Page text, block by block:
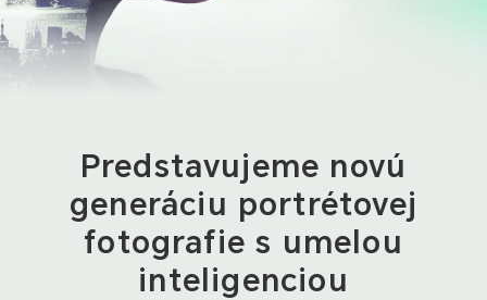
Predstavujeme novú
generáciu portrétovej
fotografie s umelou
inteligenciou